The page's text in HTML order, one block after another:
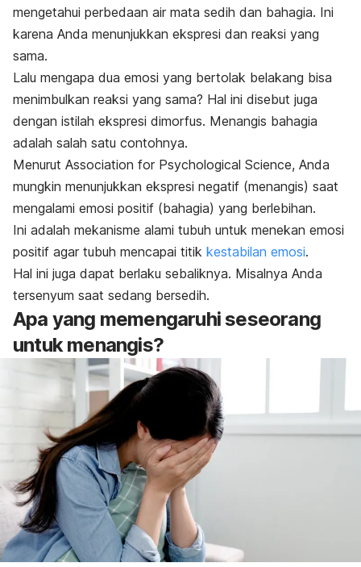
mengetahui perbedaan air mata sedih dan bahagia. Ini
karena Anda menunjukkan ekspresi dan reaksi yang
sama.
Lalu mengapa dua emosi yang bertolak belakang bisa
menimbulkan reaksi yang sama? Hal ini disebut juga
dengan istilah ekspresi dimorfus. Menangis bahagia
adalah salah satu contohnya.
Menurut Association for Psychological Science, Anda
mungkin menunjukkan ekspresi negatif (menangis) saat
mengalami emosi positif (bahagia) yang berlebihan.
Ini adalah mekanisme alami tubuh untuk menekan emosi
positif agar tubuh mencapai titik kestabilan emosi.
Hal ini juga dapat berlaku sebaliknya. Misalnya Anda
tersenyum saat sedang bersedih.
Apa yang memengaruhi seseorang
untuk menangis?